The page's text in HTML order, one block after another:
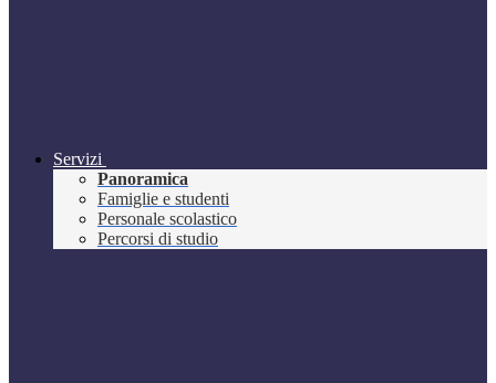
Servizi
Panoramica
Famiglie e studenti
Personale scolastico
Percorsi di studio